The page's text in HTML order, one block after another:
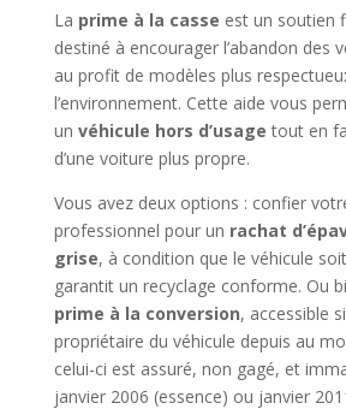
La prime à la casse est un soutien
destiné à encourager l’abandon des
au profit de modèles plus
l’environnement. Cette aide vous
un véhicule hors d’usage tout en
d’une voiture plus propre.
Vous avez deux options : confier
professionnel pour un rachat
grise, à condition que le véhicule
garantit un recyclage conforme. Ou
prime à la conversion, accessible
propriétaire du véhicule depuis au
celui-ci est assuré, non gagé, et
janvier 2006 (essence) ou janvier